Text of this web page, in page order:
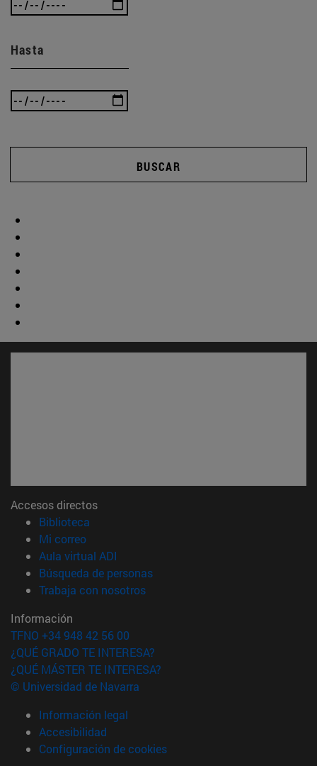
Hasta
BUSCAR
Accesos directos
Biblioteca
Mi correo(abre en nueva ventana)
Aula virtual ADI
Búsqueda de personas(abre en nueva ventana)
Trabaja con nosotros(abre en nueva ventana)
Información
TFNO +34 948 42 56 00
¿QUÉ GRADO TE INTERESA?
¿QUÉ MÁSTER TE INTERESA?
© Universidad de Navarra
Información legal
Accesibilidad
Configuración de cookies